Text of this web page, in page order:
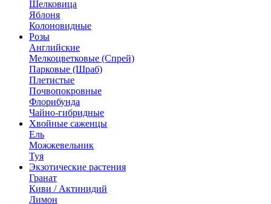
Шелковица
Яблоня
Колоновидные
Розы
Английские
Мелкоцветковые (Спрей)
Парковые (Шраб)
Плетистые
Почвопокровные
Флорибунда
Чайно-гибридные
Хвойные саженцы
Ель
Можжевельник
Туя
Экзотические растения
Гранат
Киви / Актинидий
Лимон